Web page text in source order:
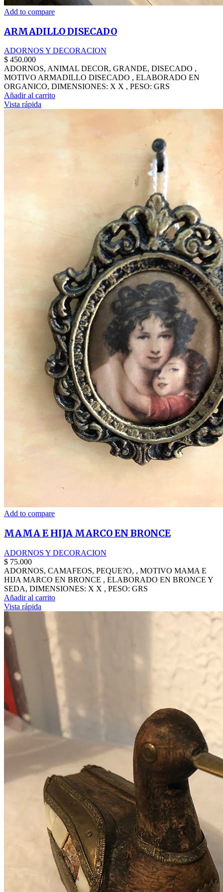
Add to compare
ARMADILLO DISECADO
ADORNOS Y DECORACION
$ 450.000
ADORNOS, ANIMAL DECOR, GRANDE, DISECADO ,
MOTIVO ARMADILLO DISECADO , ELABORADO EN
ORGANICO, DIMENSIONES: X X , PESO: GRS
Añadir al carrito
Vista rápida
Add to compare
MAMA E HIJA MARCO EN BRONCE
ADORNOS Y DECORACION
$ 75.000
ADORNOS, CAMAFEOS, PEQUE?O, , MOTIVO MAMA E
HIJA MARCO EN BRONCE , ELABORADO EN BRONCE Y
SEDA, DIMENSIONES: X X , PESO: GRS
Añadir al carrito
Vista rápida